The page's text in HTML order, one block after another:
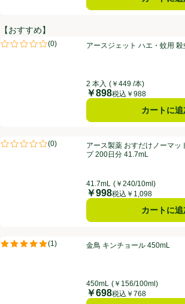
【おすすめ】
アースジェット ハエ・蚊用 殺虫スプレー 450ml
(0)
評価は0件のレビューで5点中0.0点。
アースジェット ハエ・蚊用
2 本入 (￥449 /本)
価格
￥898税込￥988
カートに追
アース製薬 おすだけノーマット 蚊取り スプレ
(0)
評価は0件のレビューで5点中0.0点。
アース製薬 おすだけノーマッ
プ 200日分 41.7mL
41.7mL (￥240/10ml)
価格
￥998税込￥1,098
カートに追
金鳥 キンチョール 450mL
(1 )
評価は1件のレビューで5点中5.0点。
金鳥 キンチョール 450mL
450mL (￥156/100ml)
価格
￥698税込￥768